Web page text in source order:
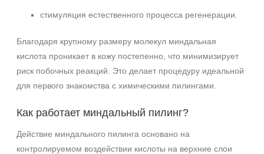
стимуляция естественного процесса регенерации.
Благодаря крупному размеру молекул миндальная
кислота проникает в кожу постепенно, что минимизирует
риск побочных реакций. Это делает процедуру идеальной
для первого знакомства с химическими пилингами.
Как работает миндальный пилинг?
Действие миндального пилинга основано на
контролируемом воздействии кислоты на верхние слои